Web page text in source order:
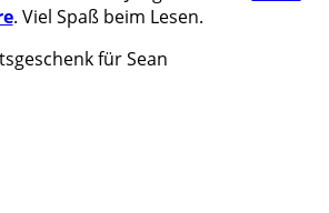
. Viel Spaß beim Lesen.